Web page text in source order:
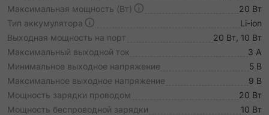
Максимальная мощность (Вт)
20 Вт
Тип аккумулятора
Li-ion
Выходная мощность на порт
20 Вт, 10 Вт
Максимальный выходной ток
3 A
Минимальное выходное напряжение
5 В
Максимальное выходное напряжение
9 В
Мощность зарядки проводом
20 Вт
Мощность беспроводной зарядки
10 Вт